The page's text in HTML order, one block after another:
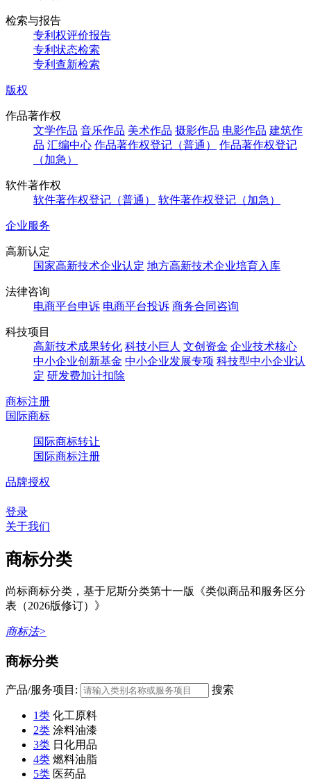
检索与报告
专利权评价报告
专利状态检索
专利查新检索
版权
作品著作权
文学作品 音乐作品 美术作品 摄影作品 电影作品 建筑作
品 汇编中心 作品著作权登记（普通）
作品著作权登记
（加急）
软件著作权
软件著作权登记（普通）
软件著作权登记（加急）
企业服务
高新认定
国家高新技术企业认定 地方高新技术企业培育入库
法律咨询
电商平台申诉 电商平台投诉 商务合同咨询
科技项目
高新技术成果转化 科技小巨人 文创资金 企业技术核心
中小企业创新基金 中小企业发展专项 科技型中小企业认
定 研发费加计扣除
商标注册
国际商标
国际商标转让
国际商标注册
品牌授权
登录
关于我们
商标分类
尚标商标分类，基于尼斯分类第十一版《类似商品和服务区分
表（2026版修订）》
商标法>
商标分类
产品/服务项目: 搜索
1类 化工原料
2类 涂料油漆
3类 日化用品
4类 燃料油脂
5类 医药品